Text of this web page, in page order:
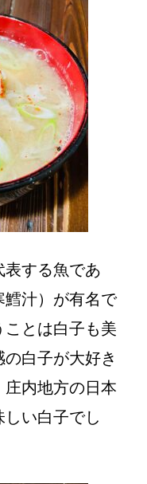
表する魚であ
鱈汁）が有名で
とは白子も美
白子が大好き
内地方の日本
い白子でし